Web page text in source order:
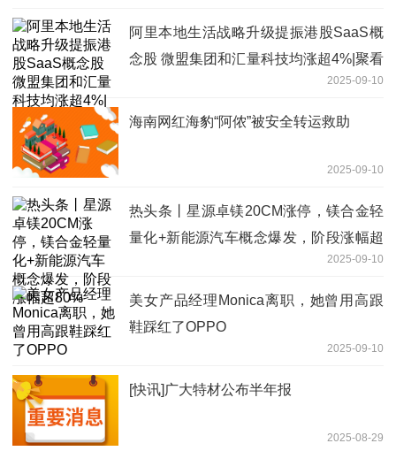
阿里本地生活战略升级提振港股SaaS概
念股 微盟集团和汇量科技均涨超4%|聚看
2025-09-10
海南网红海豹“阿侬”被安全转运救助
2025-09-10
热头条丨星源卓镁20CM涨停，镁合金轻
量化+新能源汽车概念爆发，阶段涨幅超
2025-09-10
美女产品经理Monica离职，她曾用高跟
鞋踩红了OPPO
2025-09-10
[快讯]广大特材公布半年报
2025-08-29